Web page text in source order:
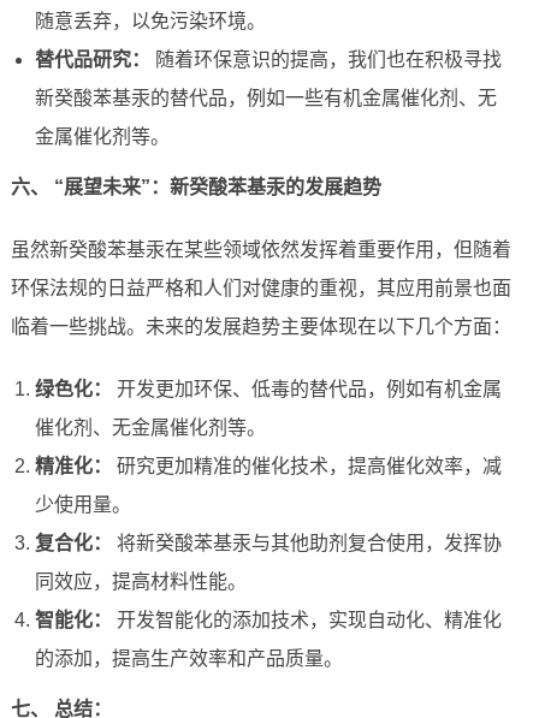
随意丢弃，以免污染环境。
替代品研究：
随着环保意识的提高，我们也在积极寻找
新癸酸苯基汞的替代品，例如一些有机金属催化剂、无
金属催化剂等。
六、 “展望未来”：新癸酸苯基汞的发展趋势
虽然新癸酸苯基汞在某些领域依然发挥着重要作用，但随着
环保法规的日益严格和人们对健康的重视，其应用前景也面
临着一些挑战。未来的发展趋势主要体现在以下几个方面：
绿色化：
开发更加环保、低毒的替代品，例如有机金属
催化剂、无金属催化剂等。
精准化：
研究更加精准的催化技术，提高催化效率，减
少使用量。
复合化：
将新癸酸苯基汞与其他助剂复合使用，发挥协
同效应，提高材料性能。
智能化：
开发智能化的添加技术，实现自动化、精准化
的添加，提高生产效率和产品质量。
七、 总结：